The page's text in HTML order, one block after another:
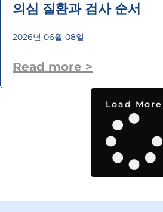
의심 질환과 검사 순서
2026년 06월 08일
Read more >
Load More